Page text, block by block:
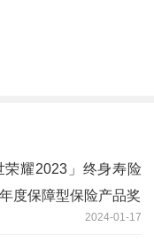
荣耀2023」终身寿险
度保障型保险产品奖
2024-01-17